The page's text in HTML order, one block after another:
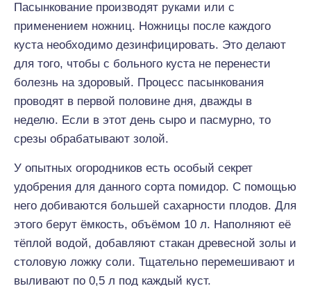
Пасынкование производят руками или с
применением ножниц. Ножницы после каждого
куста необходимо дезинфицировать. Это делают
для того, чтобы с больного куста не перенести
болезнь на здоровый. Процесс пасынкования
проводят в первой половине дня, дважды в
неделю. Если в этот день сыро и пасмурно, то
срезы обрабатывают золой.
У опытных огородников есть особый секрет
удобрения для данного сорта помидор. С помощью
него добиваются большей сахарности плодов. Для
этого берут ёмкость, объёмом 10 л. Наполняют её
тёплой водой, добавляют стакан древесной золы и
столовую ложку соли. Тщательно перемешивают и
выливают по 0,5 л под каждый куст.